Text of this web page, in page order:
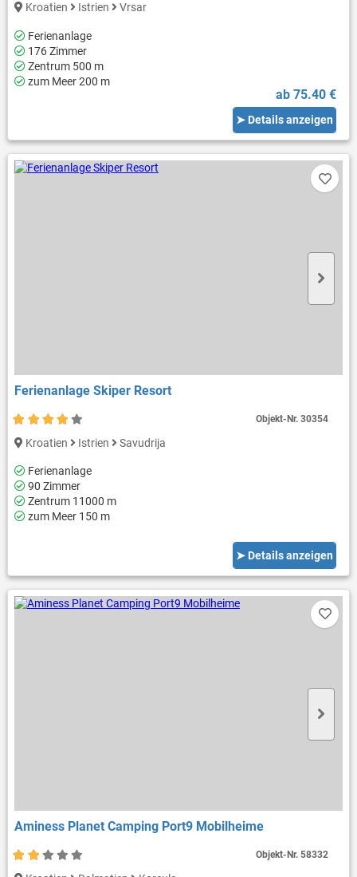
Kroatien Istrien Vrsar
Ferienanlage
176 Zimmer
Zentrum 500 m
zum Meer 200 m
ab 75.40 €
➤ Details anzeigen
Ferienanlage Skiper Resort
Kroatien Istrien Savudrija
Ferienanlage
90 Zimmer
Zentrum 11000 m
zum Meer 150 m
➤ Details anzeigen
Objekt-Nr.30354
Aminess Planet Camping Port9 Mobilheime
Objekt-Nr.58332